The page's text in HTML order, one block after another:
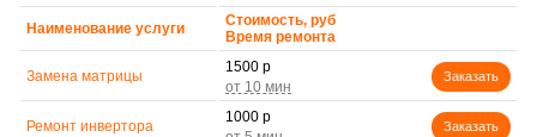
Наименование услуги
Стоимость, руб
Время ремонта
Замена матрицы
1500 р
Заказать
Ремонт инвертора
1000 р
Заказать